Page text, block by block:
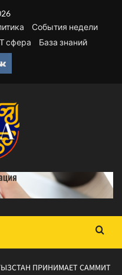
События недели
сфера База знаний
VK
ПРИНИМАЕТ САММИТ